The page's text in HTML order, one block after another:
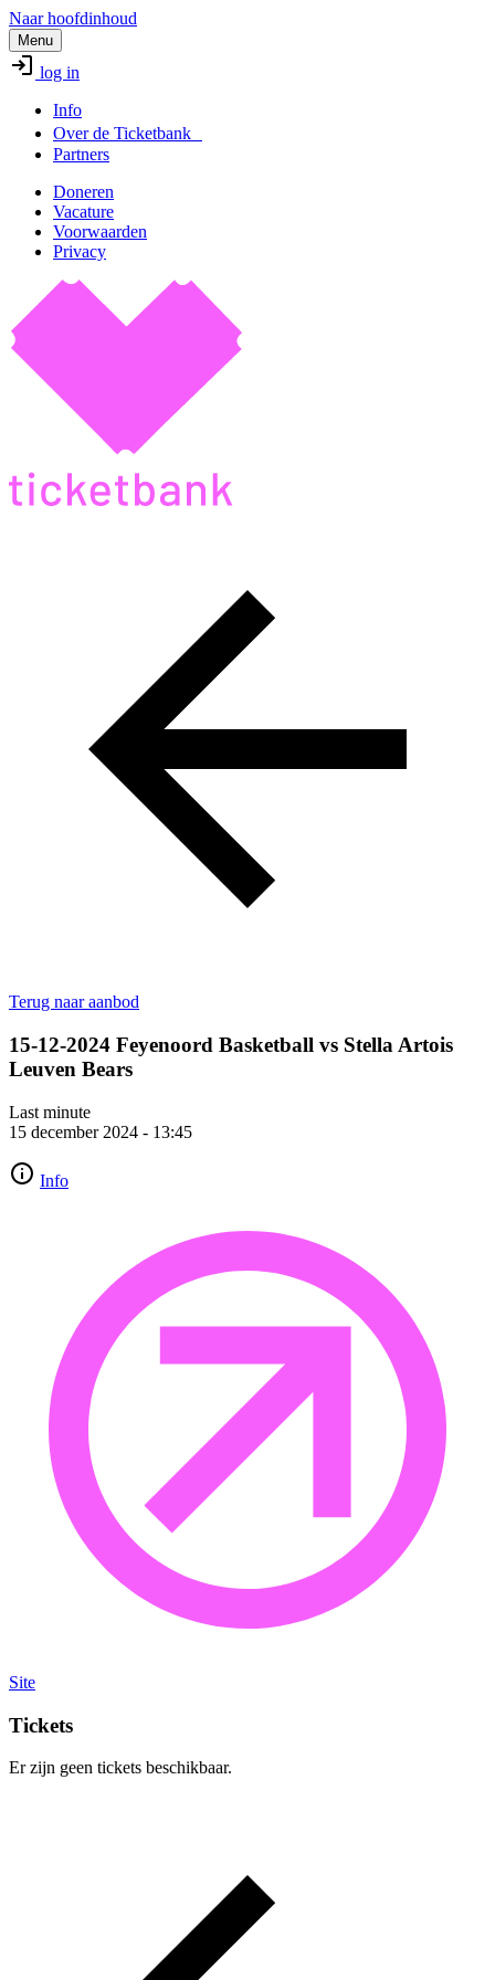
Naar hoofdinhoud
Menu
log in
Info
Over de Ticketbank
Partners
Doneren
Vacature
Voorwaarden
Privacy
Terug naar aanbod
15-12-2024 Feyenoord Basketball vs Stella Artois
Leuven Bears
Last minute
15 december 2024 - 13:45
Info
Site
Tickets
Er zijn geen tickets beschikbaar.